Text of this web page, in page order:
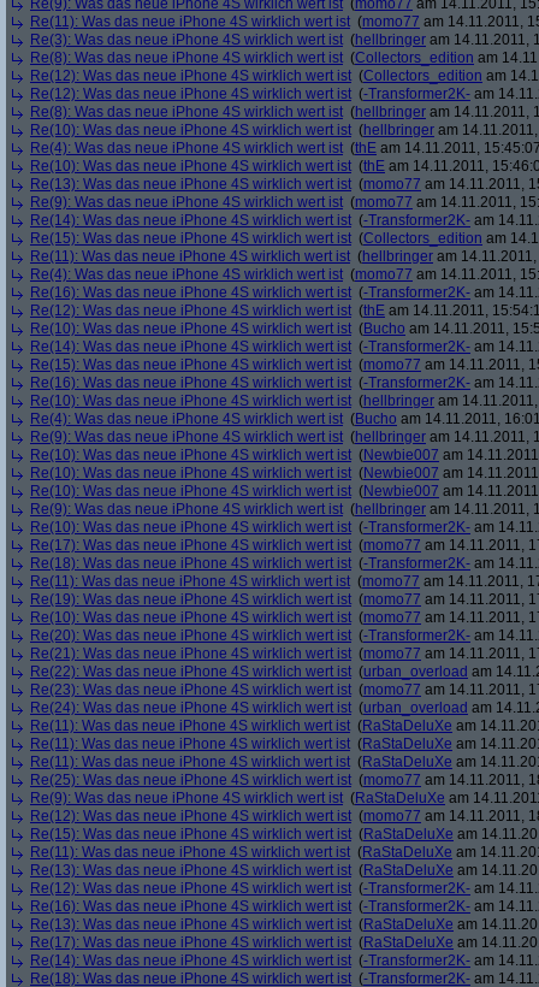
Re(9): Was das neue iPhone 4S wirklich wert ist ( momo77 am 14.11.2011,
Re(11): Was das neue iPhone 4S wirklich wert ist (momo77 am 14.11.2011,
Re(3): Was das neue iPhone 4S wirklich wert ist (hellbringer am 14.11.2011,
Re(8): Was das neue iPhone 4S wirklich wert ist (Collectors_edition am
Re(12): Was das neue iPhone 4S wirklich wert ist (Collectors_edition am
Re(12): Was das neue iPhone 4S wirklich wert ist (-Transformer2K- am
Re(8): Was das neue iPhone 4S wirklich wert ist (hellbringer am 14.11.2011,
Re(10): Was das neue iPhone 4S wirklich wert ist (hellbringer am
Re(4): Was das neue iPhone 4S wirklich wert ist (thE am 14.11.2011,
Re(10): Was das neue iPhone 4S wirklich wert ist (thE am 14.11.2011,
Re(13): Was das neue iPhone 4S wirklich wert ist (momo77 am 14.11.2011,
Re(9): Was das neue iPhone 4S wirklich wert ist (momo77 am 14.11.2011,
Re(14): Was das neue iPhone 4S wirklich wert ist (-Transformer2K- am
Re(15): Was das neue iPhone 4S wirklich wert ist (Collectors_edition am
Re(11): Was das neue iPhone 4S wirklich wert ist (hellbringer am
Re(4): Was das neue iPhone 4S wirklich wert ist (momo77 am 14.11.2011,
Re(16): Was das neue iPhone 4S wirklich wert ist (-Transformer2K- am
Re(12): Was das neue iPhone 4S wirklich wert ist (thE am 14.11.2011,
Re(10): Was das neue iPhone 4S wirklich wert ist (Bucho am 14.11.2011,
Re(14): Was das neue iPhone 4S wirklich wert ist (-Transformer2K- am
Re(15): Was das neue iPhone 4S wirklich wert ist (momo77 am 14.11.2011,
Re(16): Was das neue iPhone 4S wirklich wert ist (-Transformer2K- am
Re(10): Was das neue iPhone 4S wirklich wert ist (hellbringer am
Re(4): Was das neue iPhone 4S wirklich wert ist (Bucho am 14.11.2011,
Re(9): Was das neue iPhone 4S wirklich wert ist (hellbringer am 14.11.2011,
Re(10): Was das neue iPhone 4S wirklich wert ist (Newbie007 am
Re(10): Was das neue iPhone 4S wirklich wert ist (Newbie007 am
Re(10): Was das neue iPhone 4S wirklich wert ist (Newbie007 am
Re(9): Was das neue iPhone 4S wirklich wert ist (hellbringer am 14.11.2011,
Re(10): Was das neue iPhone 4S wirklich wert ist (-Transformer2K- am
Re(17): Was das neue iPhone 4S wirklich wert ist (momo77 am 14.11.2011,
Re(18): Was das neue iPhone 4S wirklich wert ist (-Transformer2K- am
Re(11): Was das neue iPhone 4S wirklich wert ist (momo77 am 14.11.2011,
Re(19): Was das neue iPhone 4S wirklich wert ist (momo77 am 14.11.2011,
Re(10): Was das neue iPhone 4S wirklich wert ist (momo77 am 14.11.2011,
Re(20): Was das neue iPhone 4S wirklich wert ist (-Transformer2K- am
Re(21): Was das neue iPhone 4S wirklich wert ist (momo77 am 14.11.2011,
Re(22): Was das neue iPhone 4S wirklich wert ist (urban_overload am
Re(23): Was das neue iPhone 4S wirklich wert ist (momo77 am 14.11.2011,
Re(24): Was das neue iPhone 4S wirklich wert ist (urban_overload am
Re(11): Was das neue iPhone 4S wirklich wert ist (RaStaDeluXe am
Re(11): Was das neue iPhone 4S wirklich wert ist (RaStaDeluXe am
Re(11): Was das neue iPhone 4S wirklich wert ist (RaStaDeluXe am
Re(25): Was das neue iPhone 4S wirklich wert ist (momo77 am 14.11.2011,
Re(9): Was das neue iPhone 4S wirklich wert ist (RaStaDeluXe am
Re(12): Was das neue iPhone 4S wirklich wert ist (momo77 am 14.11.2011,
Re(15): Was das neue iPhone 4S wirklich wert ist (RaStaDeluXe am
Re(11): Was das neue iPhone 4S wirklich wert ist (RaStaDeluXe am
Re(13): Was das neue iPhone 4S wirklich wert ist (RaStaDeluXe am
Re(12): Was das neue iPhone 4S wirklich wert ist (-Transformer2K- am
Re(16): Was das neue iPhone 4S wirklich wert ist (-Transformer2K- am
Re(13): Was das neue iPhone 4S wirklich wert ist (RaStaDeluXe am
Re(17): Was das neue iPhone 4S wirklich wert ist (RaStaDeluXe am
Re(14): Was das neue iPhone 4S wirklich wert ist (-Transformer2K- am
Re(18): Was das neue iPhone 4S wirklich wert ist (-Transformer2K- am